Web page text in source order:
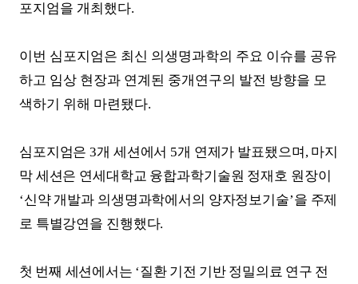
포지엄을 개최했다.
이번 심포지엄은 최신 의생명과학의 주요 이슈를 공유
하고 임상 현장과 연계된 중개연구의 발전 방향을 모
색하기 위해 마련됐다.
심포지엄은3개 세션에서 5개 연제가 발표됐으며 , 마지
막 세션은 연세대학교 융합과학기술원 정재호 원장이
‘신약 개발과 의생명과학에서의 양자정보기술’을 주제
로 특별강연을 진행했다.
첫 번째 세션에서는 ‘질환 기전 기반 정밀의료 연구 전